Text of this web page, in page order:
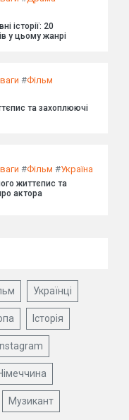
історії: 20
у цьому жанрі
#Фільм
та захоплюючі
#Фільм #Україна
життєпис та
актора
Українці
Історія
Instagram
Музикант